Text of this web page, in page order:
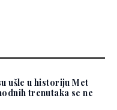
ušle u historiju Met
trenutaka se ne